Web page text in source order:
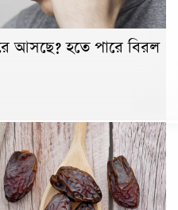
আসছে? হতে পারে বিরল